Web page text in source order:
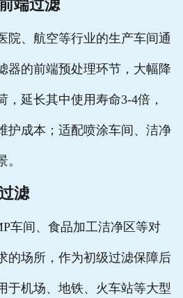
端过滤
院、航空等行业的生产车间通
器的前端预处理环节，大幅降
，延长其中使用寿命3-4倍，
护成本；适配喷涂车间、洁净
滤
车间、食品加工洁净区等对
的场所，作为初级过滤保障后
于机场、地铁、火车站等大型